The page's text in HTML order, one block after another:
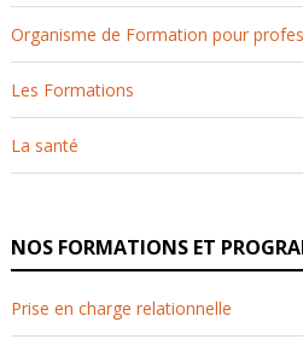
Organisme de Formation pour
Les Formations
La santé
NOS FORMATIONS ET
Prise en charge relationnelle